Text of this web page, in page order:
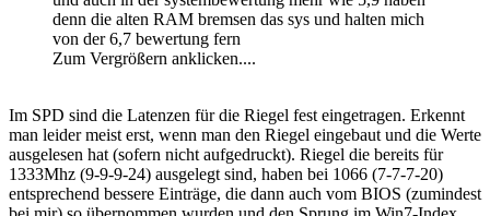
denn die alten RAM bremsen das sys und halten mich
von der 6,7 bewertung fern
Zum Vergrößern anklicken....
Im SPD sind die Latenzen für die Riegel fest eingetragen. Erkennt
man leider meist erst, wenn man den Riegel eingebaut und die Werte
ausgelesen hat (sofern nicht aufgedruckt). Riegel die bereits für
1333Mhz (9-9-9-24) ausgelegt sind, haben bei 1066 (7-7-7-20)
entsprechend bessere Einträge, die dann auch vom BIOS (zumindest